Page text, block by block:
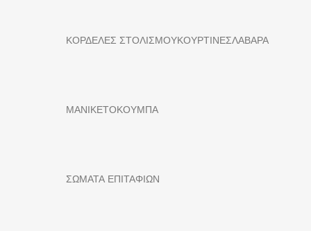
ΚΟΡΔΕΛΕΣ ΣΤΟΛΙΣΜΟΥΚΟΥΡΤΙΝΕΣΛΑΒΑΡΑ
ΜΑΝΙΚΕΤΟΚΟΥΜΠΑ
ΣΩΜΑΤΑ ΕΠΙΤΑΦΙΩΝ